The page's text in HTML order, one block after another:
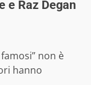
e Raz Degan
non è
hanno